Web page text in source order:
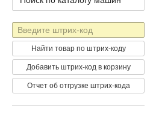
Штрих-
код
Найти товар по штрих-коду
Добавить штрих-код в корзину
Отчет об отгрузке штрих-кода